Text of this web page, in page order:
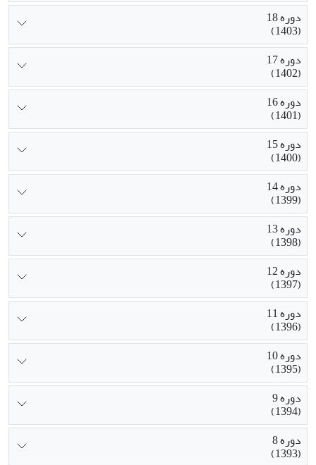
دوره 18
(1403)
دوره 17
(1402)
دوره 16
(1401)
دوره 15
(1400)
دوره 14
(1399)
دوره 13
(1398)
دوره 12
(1397)
دوره 11
(1396)
دوره 10
(1395)
دوره 9
(1394)
دوره 8
(1393)